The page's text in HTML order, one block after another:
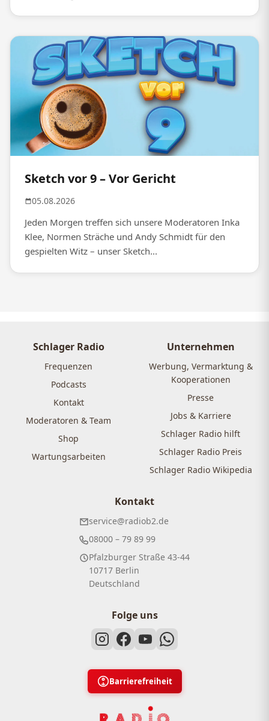
Sketch vor 9 – Vor Gericht
05.08.2026
Jeden Morgen treffen sich unsere Moderatoren Inka
Klee, Normen Sträche und Andy Schmidt für den
gespielten Witz – unser Sketch...
Schlager Radio
Frequenzen
Podcasts
Kontakt
Moderatoren & Team
Shop
Wartungsarbeiten
Unternehmen
Werbung, Vermarktung &
Kooperationen
Presse
Jobs & Karriere
Schlager Radio hilft
Schlager Radio Preis
Schlager Radio Wikipedia
Kontakt
service@radiob2.de
08000 – 79 89 99
Pfalzburger Straße 43-44
10717 Berlin
Deutschland
Folge uns
Barrierefreiheit